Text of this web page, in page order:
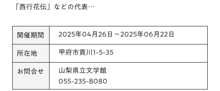
「西行花伝」などの代表…
開催期間 2025年04月26日～2025年06月22日
所在地 甲府市貢川1-5-35
お問合せ
山梨県立文学館
055-235-8080